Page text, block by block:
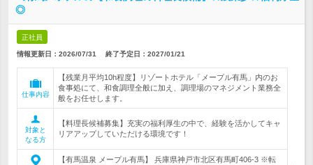
◎
正社員
情報更新日：2026/07/31 終了予定日： 2027/01/21
仕事内容
【残業月平均10h程度】リゾートホテル「メープル有馬」内のお
食事処にて、和食調理全般に加え、調理場のマネジメント業務全
般をお任せします。
対象と
なる方
【料理長候補募集】充実の福利厚生の中で、経験を活かしてキャ
リアアップしていただける環境です！
【有馬温泉 メープル有馬】 兵庫県神戸市北区有馬町406-3 ※転